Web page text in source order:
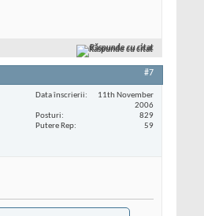
Răspunde cu citat
#7
Data înscrierii
11th November
2006
Posturi
829
Putere Rep
59